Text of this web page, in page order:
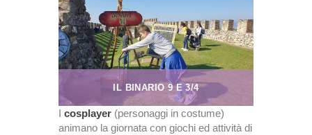
IL BINARIO 9 E 3/4
I cosplayer (personaggi in costume)
animano la giornata con giochi ed attività di